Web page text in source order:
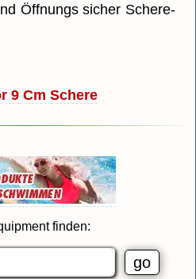
Öffnungs sicher Schere-
9 Cm Schere
finden: